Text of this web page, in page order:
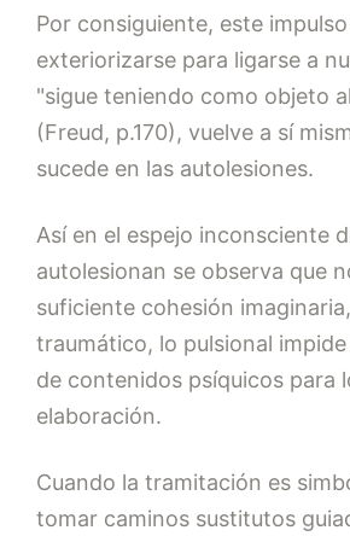
Por consiguiente, este
exteriorizarse para ligarse a
"sigue teniendo como objeto
(Freud, p.170), vuelve a sí
sucede en las autolesiones.
Así en el espejo inconsciente
autolesionan se observa que
suficiente cohesión
traumático, lo pulsional
de contenidos psíquicos para
elaboración.
Cuando la tramitación es
tomar caminos sustitutos